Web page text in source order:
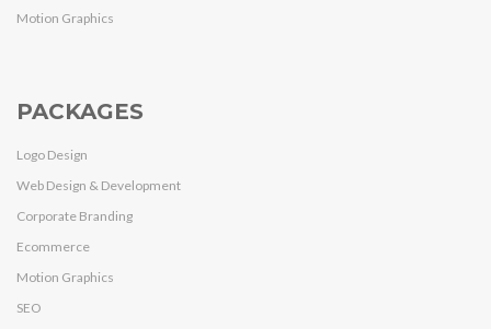
Motion Graphics
PACKAGES
Logo Design
Web Design & Development
Corporate Branding
Ecommerce
Motion Graphics
SEO